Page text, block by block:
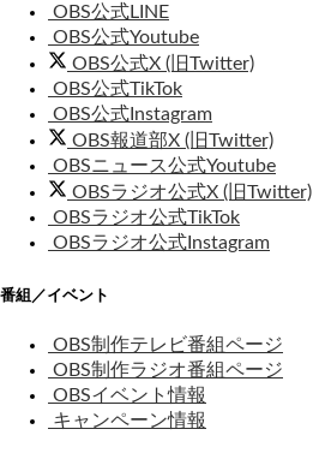
OBS公式LINE
OBS公式Youtube
OBS公式X (旧Twitter)
OBS公式TikTok
OBS公式Instagram
OBS報道部X (旧Twitter)
OBSニュース公式Youtube
OBSラジオ公式X (旧Twitter)
OBSラジオ公式TikTok
OBSラジオ公式Instagram
番組／イベント
OBS制作テレビ番組ページ
OBS制作ラジオ番組ページ
OBSイベント情報
キャンペーン情報